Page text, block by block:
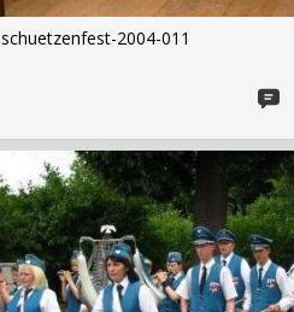
schuetzenfest-2004-011